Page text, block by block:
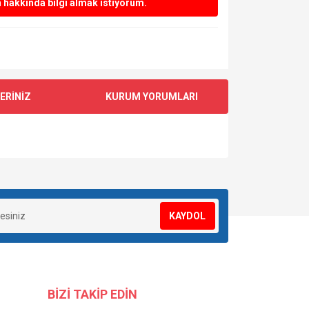
hakkında bilgi almak istiyorum.
KURUM YORUMLARI
KAYDOL
BİZİ TAKİP EDİN